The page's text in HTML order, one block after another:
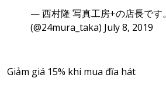
— 西村隆 写真工房+の店長です。
(@24mura_taka) July 8, 2019
Giảm giá 15% khi mua đĩa hát